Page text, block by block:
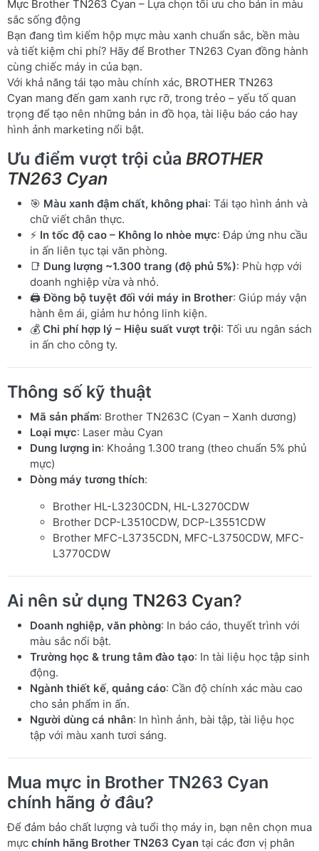
Mực Brother TN263 Cyan – Lựa chọn tối ưu cho bản in màu
sắc sống động
Bạn đang tìm kiếm hộp mực màu xanh chuẩn sắc, bền màu
và tiết kiệm chi phí? Hãy để Brother TN263 Cyan đồng hành
cùng chiếc máy in của bạn.
Với khả năng tái tạo màu chính xác, BROTHER TN263
Cyan mang đến gam xanh rực rỡ, trong trẻo – yếu tố quan
trọng để tạo nên những bản in đồ họa, tài liệu báo cáo hay
hình ảnh marketing nổi bật.
Ưu điểm vượt trội của BROTHER
TN263 Cyan
🎯 Màu xanh đậm chất, không phai: Tái tạo hình ảnh và
chữ viết chân thực.
⚡ In tốc độ cao – Không lo nhòe mực: Đáp ứng nhu cầu
in ấn liên tục tại văn phòng.
📑 Dung lượng ~1.300 trang (độ phủ 5%): Phù hợp với
doanh nghiệp vừa và nhỏ.
🖨️Đồng bộ tuyệt đối với máy in Brother: Giúp máy vận
hành êm ái, giảm hư hỏng linh kiện.
💰 Chi phí hợp lý – Hiệu suất vượt trội: Tối ưu ngân sách
in ấn cho công ty.
Thông số kỹ thuật
Mã sản phẩm: Brother TN263C (Cyan – Xanh dương)
Loại mực: Laser màu Cyan
Dung lượng in: Khoảng 1.300 trang (theo chuẩn 5% phủ
mực)
Dòng máy tương thích:
Brother HL-L3230CDN, HL-L3270CDW
Brother DCP-L3510CDW, DCP-L3551CDW
Brother MFC-L3735CDN, MFC-L3750CDW, MFC-
L3770CDW
Ai nên sử dụng TN263 Cyan?
Doanh nghiệp, văn phòng: In báo cáo, thuyết trình với
màu sắc nổi bật.
Trường học & trung tâm đào tạo: In tài liệu học tập sinh
động.
Ngành thiết kế, quảng cáo: Cần độ chính xác màu cao
cho sản phẩm in ấn.
Người dùng cá nhân: In hình ảnh, bài tập, tài liệu học
tập với màu xanh tươi sáng.
Mua mực in Brother TN263 Cyan
chính hãng ở đâu?
Để đảm bảo chất lượng và tuổi thọ máy in, bạn nên chọn mua
mực chính hãng Brother TN263 Cyan tại các đơn vị phân